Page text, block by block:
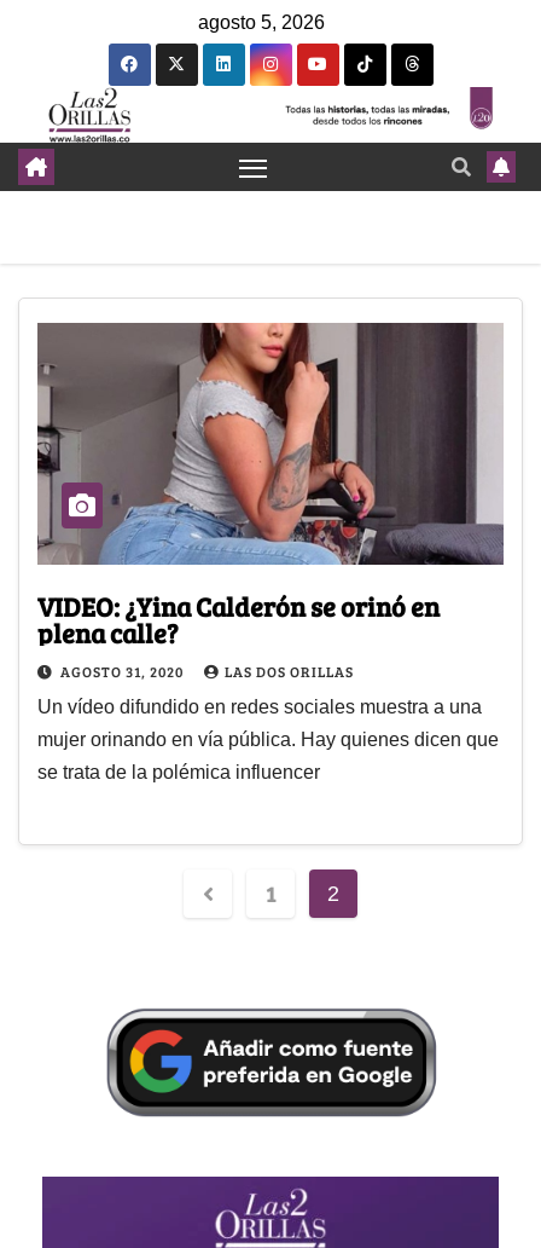
agosto 5, 2026
VIDEO: ¿Yina Calderón se orinó en
plena calle?
AGOSTO 31, 2020 LAS DOS ORILLAS
Un vídeo difundido en redes sociales muestra a una
mujer orinando en vía pública. Hay quienes dicen que
se trata de la polémica influencer
1 2